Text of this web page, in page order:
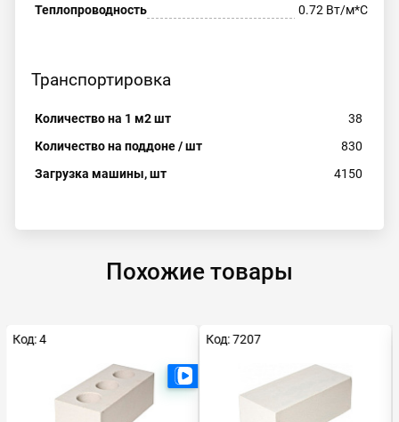
Теплопроводность
0.72 Вт/м*С
Транспортировка
Количество на 1 м2 шт
38
Количество на поддоне / шт
830
Загрузка машины, шт
4150
Похожие товары
Код: 4 Код: 7207